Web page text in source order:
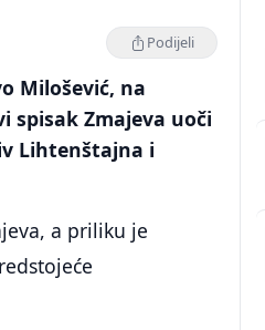
Podijeli
Milošević, na
spisak Zmajeva uoči
Lihtenštajna i
a priliku je